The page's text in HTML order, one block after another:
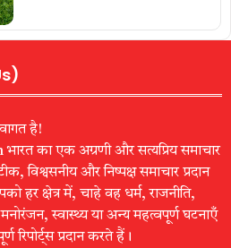
है!
का एक अग्रणी और सत्यप्रिय समाचार
विश्वसनीय और निष्पक्ष समाचार प्रदान
हर क्षेत्र में, चाहे वह धर्म, राजनीति,
स्वास्थ्य या अन्य महत्वपूर्ण घटनाएँ
प्रदान करते हैं।